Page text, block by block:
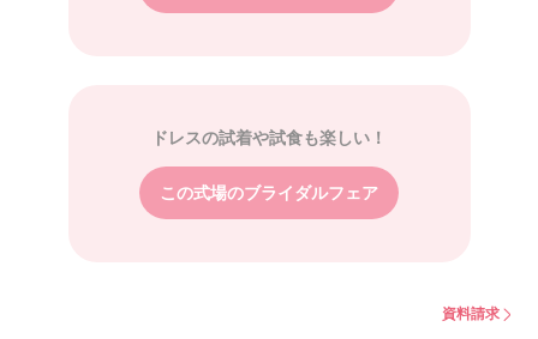
ドレスの試着や試食も楽しい！
この式場のブライダルフェア
資料請求